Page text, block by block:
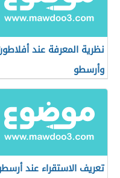
نظرية المعرفة عند
وأرسطو
تعريف الاستقراء عند